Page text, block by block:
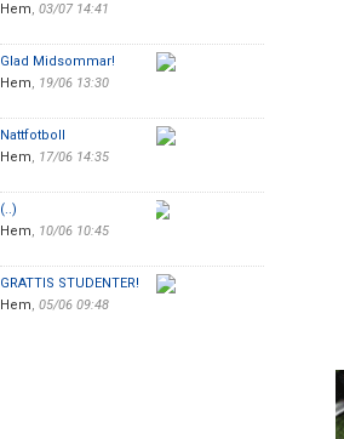
Hem, 03/07 14:41
Glad Midsommar!
Hem, 19/06 13:30
Nattfotboll
Hem, 17/06 14:35
(..)
Hem, 10/06 10:45
GRATTIS STUDENTER!
Hem, 05/06 09:48